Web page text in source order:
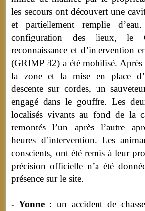
les secours ont découvert une
et partiellement remplie
configuration des lieux, le
reconnaissance et d’intervention
(GRIMP 82) a été mobilisé. Après
la zone et la mise en place
descente sur cordes, un
engagé dans le gouffre. Les
localisés vivants au fond de la
remontés l’un après l’autre
heures d’intervention. Les
conscients, ont été remis à leur
précision officielle n’a été
présence sur le site.
- Yonne : un accident de